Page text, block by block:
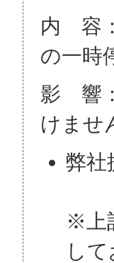
内 容
の一時
影 響
けませ
弊社
※上
し